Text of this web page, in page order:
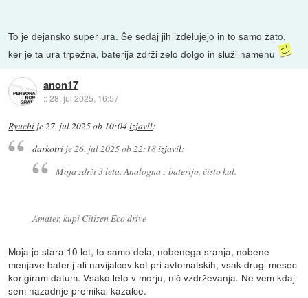
To je dejansko super ura. Še sedaj jih izdelujejo in to samo zato,
ker je ta ura trpežna, baterija zdrži zelo dolgo in služi namenu
anon17
::28. jul 2025, 16:57
Ryuchi je27. jul 2025 ob 10:04izjavil:
darkotrije26. jul 2025 ob 22:18izjavil:
Moja zdrži 3 leta. Analogna z baterijo, čisto kul.
Amater, kupi Citizen Eco drive
Moja je stara 10 let, to samo dela, nobenega sranja, nobene
menjave baterij ali navijalcev kot pri avtomatskih, vsak drugi mesec
korigiram datum. Vsako leto v morju, nič vzdrževanja. Ne vem kdaj
sem nazadnje premikal kazalce.